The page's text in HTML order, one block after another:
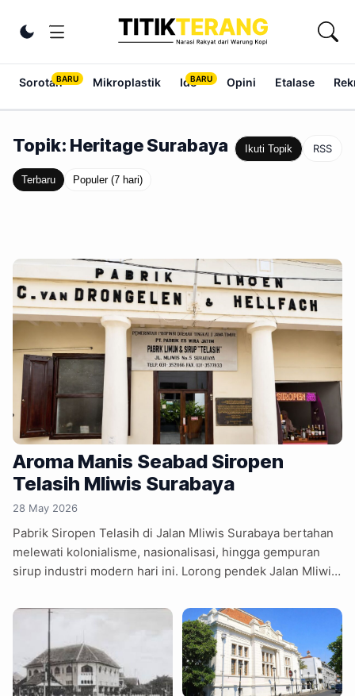
Ubah tema
Sorotan Mikroplastik Ide Opini Etalase
Topik: Heritage Surabaya Ikuti Topik RSS
Terbaru Populer (7 hari)
Aroma Manis Seabad Siropen
Telasih Mliwis Surabaya
28 May 2026
Pabrik Siropen Telasih di Jalan Mliwis Surabaya bertahan
melewati kolonialisme, nasionalisasi, hingga gempuran
sirup industri modern hari ini. Lorong pendek Jalan Mliwis,
mengendap lama di udara. Aroma karamel samar keluar
dari sela jendela kayu tua saat truk-truk kontainer melintas
menuju Pelabuhan Tanjung Perak. Aspal bergetar. Klakson
bersahutan. Debu tipis beterbangan. Di tengah lalu lintas
kasar kawasan pelabuhan, sebuah bangunan lawas berdiri